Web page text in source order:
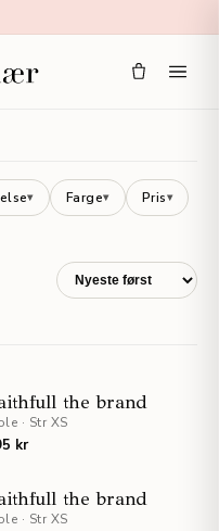
▾ Farge▾ Pris▾
the brand
· Str XS
kr
UTSOLGT
the brand
· Str XS